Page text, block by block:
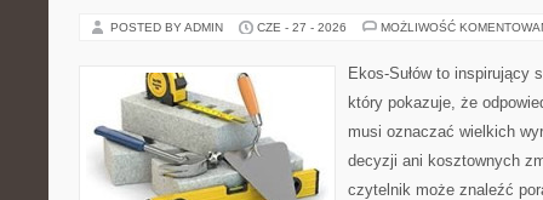
POSTED BY ADMIN CZE - 27 - 2026 MOŻLIWOŚĆ
Ekos-Sułów to inspirujący
który pokazuje, że
musi oznaczać wielkich
decyzji ani kosztownych
czytelnik może znaleźć